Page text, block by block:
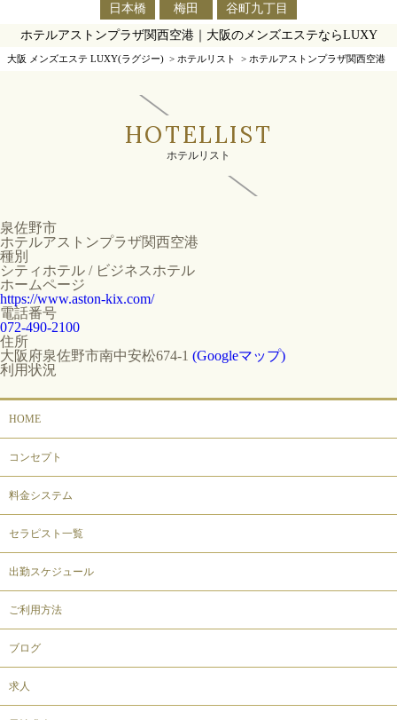
日本橋 梅田
谷町九丁目
ホテルアストンプラザ関西空港｜大阪のメンズエステならLUXY
大阪 メンズエステ LUXY(ラグジー) > ホテルリスト > ホテルアストンプラザ関西空港
HOTELLIST
ホテルリスト
泉佐野市
ホテルアストンプラザ関西空港
種別
シティホテル / ビジネスホテル
ホームページ
https://www.aston-kix.com/
電話番号
072-490-2100
住所
大阪府泉佐野市南中安松674-1 (Googleマップ)
利用状況
HOME
コンセプト
料金システム
セラピスト一覧
出勤スケジュール
ご利用方法
ブログ
求人